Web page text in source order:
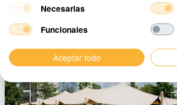
Necesarias
Funcionales
Aceptar todo